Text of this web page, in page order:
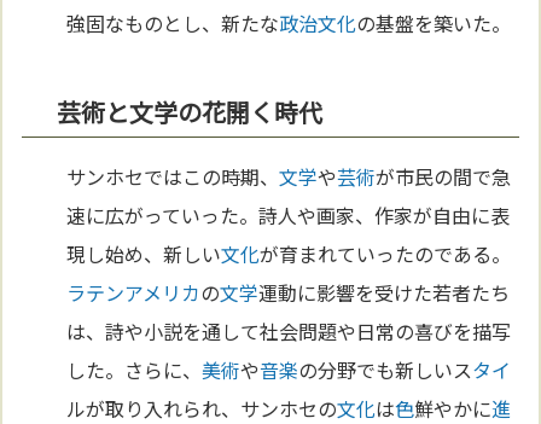
強固なものとし、新たな政治文化の基盤を築いた。
芸術と文学の花開く時代
サンホセではこの時期、文学や芸術が市民の間で急
速に広がっていった。詩人や画家、作家が自由に表
現し始め、新しい文化が育まれていったのである。
ラテンアメリカの文学運動に影響を受けた若者たち
は、詩や小説を通して社会問題や日常の喜びを描写
した。さらに、美術や音楽の分野でも新しいスタイ
ルが取り入れられ、サンホセの文化は色鮮やかに進